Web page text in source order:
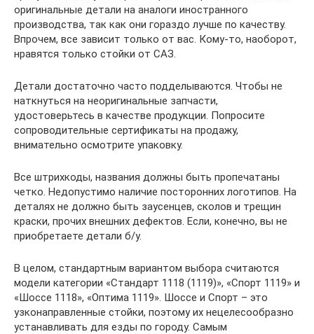
оригинальные детали на аналоги иностранного
производства, так как они гораздо лучше по качеству.
Впрочем, все зависит только от вас. Кому-то, наоборот,
нравятся только стойки от САЗ.
Детали достаточно часто подделываются. Чтобы не
наткнуться на неоригинальные запчасти,
удостоверьтесь в качестве продукции. Попросите
сопроводительные сертификаты на продажу,
внимательно осмотрите упаковку.
Все штрихкоды, названия должны быть пропечатаны
четко. Недопустимо наличие посторонних логотипов. На
деталях не должно быть заусенцев, сколов и трещин
краски, прочих внешних дефектов. Если, конечно, вы не
приобретаете детали б/у.
В целом, стандартным вариантом выбора считаются
модели категории «Стандарт 1118 (1119)», «Спорт 1119» и
«Шоссе 1118», «Оптима 1119». Шоссе и Спорт – это
узконаправленные стойки, поэтому их нецелесообразно
устанавливать для езды по городу. Самым